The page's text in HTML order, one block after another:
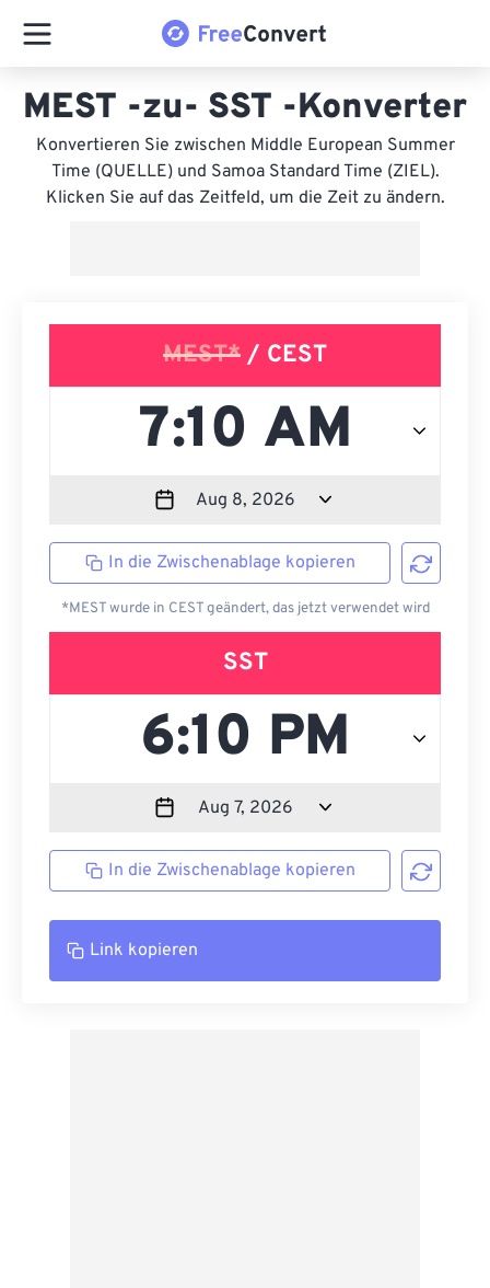
MEST -zu- SST -Konverter
Konvertieren Sie zwischen Middle European Summer
Time (QUELLE) und Samoa Standard Time (ZIEL).
Klicken Sie auf das Zeitfeld, um die Zeit zu ändern.
MEST* / CEST
In die Zwischenablage kopieren
*MEST wurde in CEST geändert, das jetzt verwendet wird
SST
In die Zwischenablage kopieren
Link kopieren